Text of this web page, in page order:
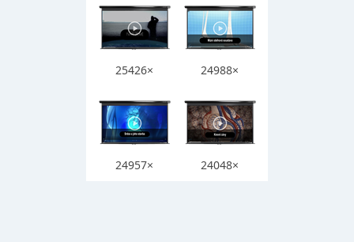
25426× 24988×
24957× 24048×